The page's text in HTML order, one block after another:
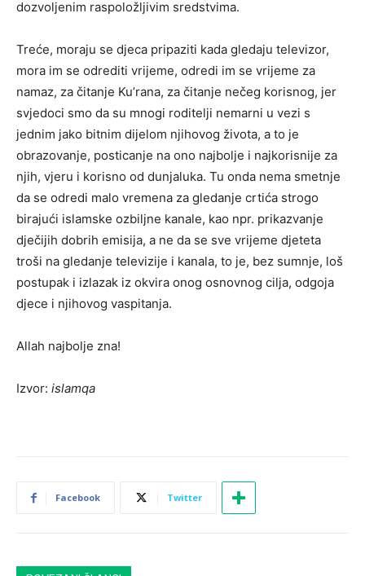
dozvoljenim raspoložljivim sredstvima.
Treće, moraju se djeca pripaziti kada gledaju televizor,
mora im se odrediti vrijeme, odredi im se vrijeme za
namaz, za čitanje Ku’rana, za čitanje nečeg korisnog, jer
svjedoci smo da su mnogi roditelji nemarni u vezi s
jednim jako bitnim dijelom njihovog života, a to je
obrazovanje, posticanje na ono najbolje i najkorisnije za
njih, vjeru i korisno od dunjaluka. Tu onda nema smetnje
da se odredi malo vremena za gledanje crtića strogo
birajući islamske ozbiljne kanale, kao npr. prikazvanje
dječijih dobrih emisija, a ne da se sve vrijeme djeteta
troši na gledanje televizije i kanala, to je, bez sumnje, loš
postupak i izlazak iz okvira onog osnovnog cilja, odgoja
djece i njihovog vaspitanja.
Allah najbolje zna!
Izvor: islamqa
Facebook Twitter